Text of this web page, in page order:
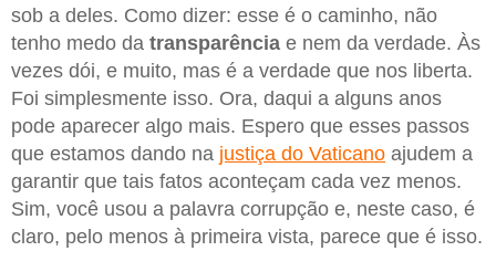
sob a deles. Como dizer: esse é o caminho, não
tenho medo da transparência e nem da verdade. Às
vezes dói, e muito, mas é a verdade que nos liberta.
Foi simplesmente isso. Ora, daqui a alguns anos
pode aparecer algo mais. Espero que esses passos
que estamos dando na justiça do Vaticano ajudem a
garantir que tais fatos aconteçam cada vez menos.
Sim, você usou a palavra corrupção e, neste caso, é
claro, pelo menos à primeira vista, parece que é isso.